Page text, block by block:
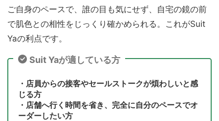
ご自身のペースで、誰の目も気にせず、自宅の鏡の前
で肌色との相性をじっくり確かめられる。これがSuit
Yaの利点です。
Suit Yaが適している方
・店員からの接客やセールストークが煩わしいと感
じる方
・店舗へ行く時間を省き、完全に自分のペースでオ
ーダーしたい方